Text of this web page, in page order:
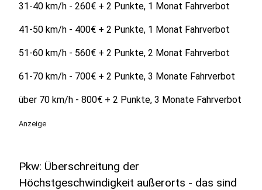
31-40 km/h - 260€ + 2 Punkte, 1 Monat Fahrverbot
41-50 km/h - 400€ + 2 Punkte, 1 Monat Fahrverbot
51-60 km/h - 560€ + 2 Punkte, 2 Monat Fahrverbot
61-70 km/h - 700€ + 2 Punkte, 3 Monate Fahrverbot
über 70 km/h - 800€ + 2 Punkte, 3 Monate Fahrverbot
Anzeige
Pkw: Überschreitung der
Höchstgeschwindigkeit außerorts - das sind